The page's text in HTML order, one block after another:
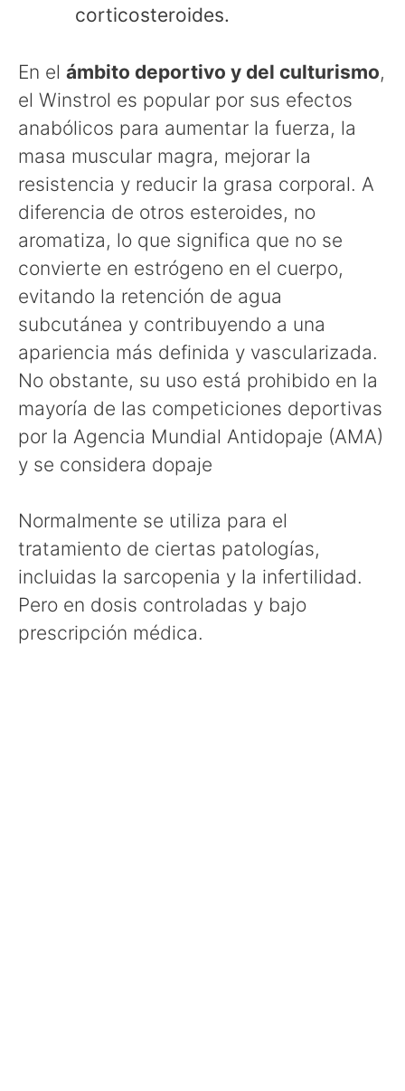
corticosteroides.
En el ámbito deportivo y del culturismo,
el Winstrol es popular por sus efectos
anabólicos para aumentar la fuerza, la
masa muscular magra, mejorar la
resistencia y reducir la grasa corporal. A
diferencia de otros esteroides, no
aromatiza, lo que significa que no se
convierte en estrógeno en el cuerpo,
evitando la retención de agua
subcutánea y contribuyendo a una
apariencia más definida y vascularizada.
No obstante, su uso está prohibido en la
mayoría de las competiciones deportivas
por la Agencia Mundial Antidopaje (AMA)
y se considera dopaje
Normalmente se utiliza para el
tratamiento de ciertas patologías,
incluidas la sarcopenia y la infertilidad.
Pero en dosis controladas y bajo
prescripción médica.